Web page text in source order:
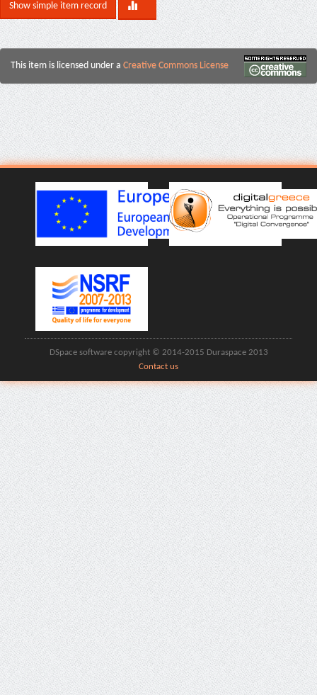
Show simple item record
This item is licensed under a Creative Commons License
DSpace software copyright © 2014-2015 Duraspace 2013
Contact us